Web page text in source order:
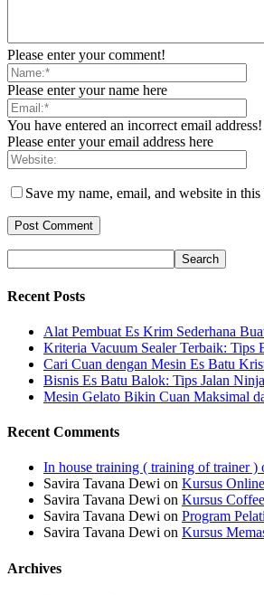
Please enter your comment!
Please enter your name here
You have entered an incorrect email address!
Please enter your email address here
Save my name, email, and website in
Recent Posts
Alat Pembuat Es Krim Sederhana
Kriteria Vacuum Sealer Terbaik: Tips
Cari Cuan dengan Mesin Es Batu
Bisnis Es Batu Balok: Tips Jalan
Mesin Gelato Bikin Cuan Maksimal
Recent Comments
In house training ( training of trainer
Savira Tavana Dewi on Kursus
Savira Tavana Dewi on Kursus
Savira Tavana Dewi on Program
Savira Tavana Dewi on Kursus
Archives